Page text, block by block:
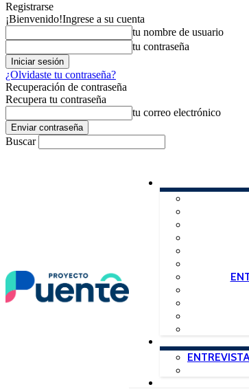
Registrarse
¡Bienvenido!Ingrese a su cuenta
tu nombre de usuario
tu contraseña
¿Olvidaste tu contraseña?
Recuperación de contraseña
Recupera tu contraseña
tu correo electrónico
Buscar